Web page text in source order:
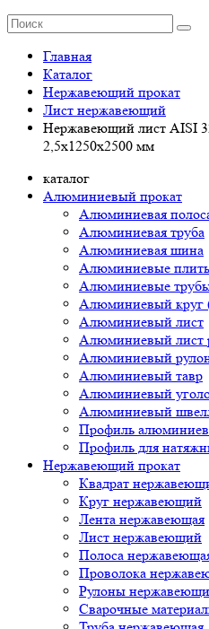
Главная
Каталог
Нержавеющий прокат
Лист нержавеющий
Нержавеющий лист AISI
2,5х1250х2500 мм
каталог
Алюминиевый прокат
Алюминиевая
Алюминиевая труба
Алюминиевая шина
Алюминиевые
Алюминиевые
Алюминиевый круг
Алюминиевый лист
Алюминиевый лист
Алюминиевый
Алюминиевый тавр
Алюминиевый
Алюминиевый
Профиль
Профиль для
Нержавеющий прокат
Квадрат
Круг нержавеющий
Лента нержавеющая
Лист нержавеющий
Полоса
Проволока
Рулоны
Сварочные